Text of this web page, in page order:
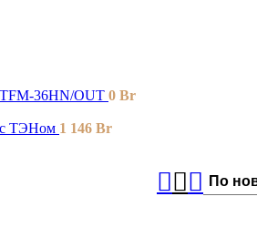
36HN/OUT 0 Br
с ТЭНом 1 146 Br